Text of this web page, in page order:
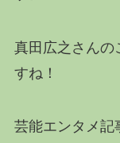
真田広之さんの
すね！
芸能エンタメ記